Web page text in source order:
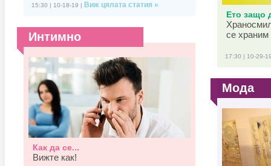
15:30 | 10-18-19 | Виж цялата статия »
Интимно
Как да се...
Вижте как!
Ето защо
се храним
17:30 | 10-29-
Мода